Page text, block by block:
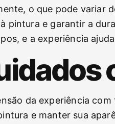
o que pode variar
pintura e garantir a
e a experiência
da experiência
e manter sua